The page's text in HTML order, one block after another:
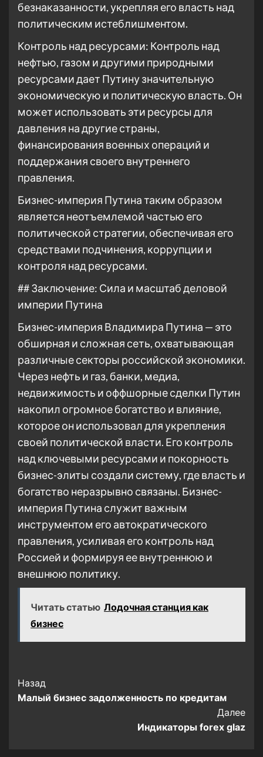
безнаказанности, укрепляя его власть над
политическим истеблишментом.
Контроль над ресурсами: Контроль над
нефтью, газом и другими природными
ресурсами дает Путину значительную
экономическую и политическую власть. Он
может использовать эти ресурсы для
давления на другие страны,
финансирования военных операций и
поддержания своего внутреннего
правления.
Бизнес-империя Путина таким образом
является неотъемлемой частью его
политической стратегии, обеспечивая его
средствами подчинения, коррупции и
контроля над ресурсами.
## Заключение: Сила и масштаб деловой
империи Путина
Бизнес-империя Владимира Путина — это
обширная и сложная сеть, охватывающая
различные секторы российской экономики.
Через нефть и газ, банки, медиа,
недвижимость и оффшорные сделки Путин
накопил огромное богатство и влияние,
которое он использовал для укрепления
своей политической власти. Его контроль
над ключевыми ресурсами и покорность
бизнес-элиты создали систему, где власть и
богатство неразрывно связаны. Бизнес-
империя Путина служит важным
инструментом его автократического
правления, усиливая его контроль над
Россией и формируя ее внутреннюю и
внешнюю политику.
Читать статью Лодочная станция как
бизнес
Post
Navigation
Назад
Малый бизнес задолженность по кредитам
Далее
Индикаторы forex glaz